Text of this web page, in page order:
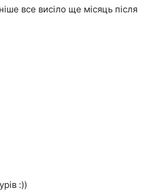
все висіло ще місяць після
:))